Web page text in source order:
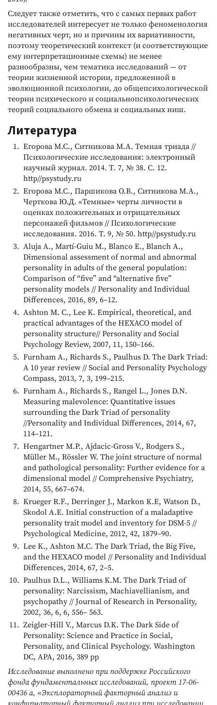
Следует также отметить, что с самых первых работ
исследователей интересует не только феноменология
негативных черт, но и причины их вариативности,
поэтому теоретический контекст (и соответствующие
ему интерпретационные схемы) не менее
разнообразны, чем тематика исследований — от
теории жизненной истории, предложенной в
эволюционной психологии, до общепсихологической
теории психического и социальнопсихологических
теорий социального обмена и социальных ниш.
Литература
Егорова М.С., Ситникова М.А. Темная триада //
Психологические исследования: электронный
научный журнал. 2014. Т. 7, № 38. C. 12.
http//psystudy.ru
Егорова М.С., Паршикова О.В., Ситникова М.А.,
Черткова Ю.Д. «Темные» черты личности в
оценках положительных и отрицательных
персонажей фильмов // Психологические
исследования. 2016. Т. 9, № 50. http//psystudy.ru
Aluja A., Martí-Guiu M., Blanco E., Blanch A.,
Dimensional assessment of normal and abnormal
personality in adults of the general population:
Comparison of “five” and “alternative five”
personality models // Personality and Individual
Differences, 2016, 89, 6–12.
Ashton M. C., Lee K. Empirical, theoretical, and
practical advantages of the HEXACO model of
personality structure// Personality and Social
Psychology Review, 2007, 11, 150–166.
Furnham A., Richards S., Paulhus D. The Dark Triad:
A 10 year review // Social and Personality Psychology
Compass, 2013, 7, 3, 199–215.
Furnham A., Richards S., Rangel L., Jones D.N.
Measuring malevolence: Quantitative issues
surrounding the Dark Triad of personality
//Personality and Individual Differences, 2014, 67,
114–121.
Hengartner M.P., Ajdacic-Gross V., Rodgers S.,
Müller M., Rössler W. The joint structure of normal
and pathological personality: Further evidence for a
dimensional model // Comprehensive Psychiatry,
2014, 55, 667–674.
Krueger R.F., Derringer J., Markon K.E, Watson D.,
Skodol A.E. Initial construction of a maladaptive
personality trait model and inventory for DSM-5 //
Psychological Medicine, 2012, 42, 1879–90.
Lee K., Ashton M.C. The Dark Triad, the Big Five,
and the HEXACO model // Personality and Individual
Differences, 2014, 67, 2–5.
Paulhus D.L., Williams K.M. The Dark Triad of
personality: Narcissism, Machiavellianism, and
psychopathy // Journal of Research in Personality,
2002, 36, 6, 6, 556– 563.
Zeigler-Hill V., Marcus D.K. The Dark Side of
Personality: Science and Practice in Social,
Personality, and Clinical Psychology. Washington
DC, APA, 2016, 389 pp
Исследование выполнено при поддержке Российского
фонда фундаментальных исследований, проект 17-06-
00436 а, «Эксплораторный факторный анализ и